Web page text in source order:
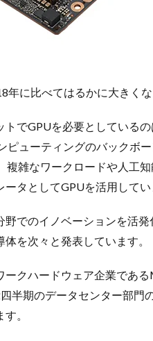
年に比べてはるかに大きく
でGPUを必要としている
ピューティングのバックボ
複雑なワークロードや人工
タとしてGPUを活用してい
野でのイノベーションを活
を次々と発表しています。
ークハードウェア企業であ
半期のデータセンター部門
。